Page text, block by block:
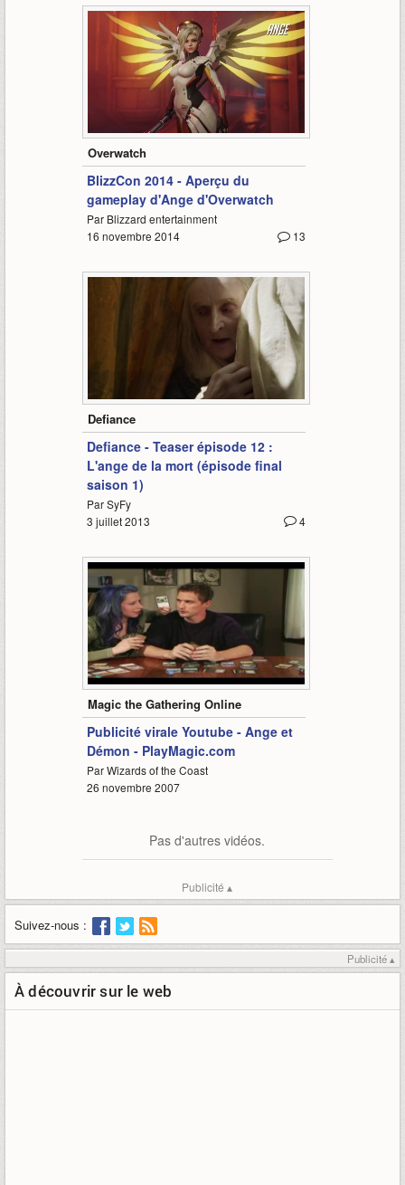
Overwatch
BlizzCon 2014 - Aperçu du
gameplay d'Ange d'Overwatch
Par Blizzard entertainment
13
16 novembre 2014
0:20
Defiance
Defiance - Teaser épisode 12 :
L'ange de la mort (épisode final
saison 1)
Par SyFy
4
3 juillet 2013
0:30
Magic the Gathering Online
Publicité virale Youtube - Ange et
Démon - PlayMagic.com
Par Wizards of the Coast
26 novembre 2007
Pas d'autres vidéos.
Publicité ▴
Suivez-nous :
Publicité ▴
À découvrir sur le web